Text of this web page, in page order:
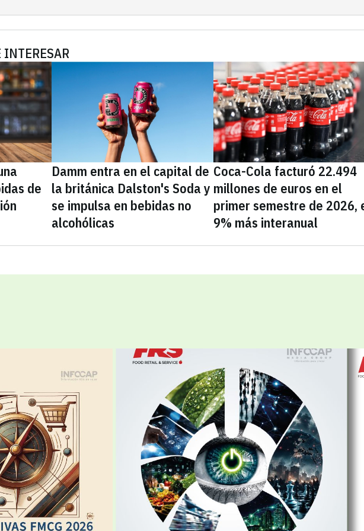
de
Damm entra en el capital de
la británica Dalston's Soda y
se impulsa en bebidas no
alcohólicas
Coca-Cola facturó 22.494
millones de euros en el
primer semestre de 2026,
9% más interanual